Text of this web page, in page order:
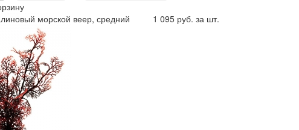
морской веер, средний
1 095 руб. за шт.